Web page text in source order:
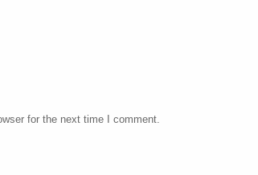
for the next time I comment.